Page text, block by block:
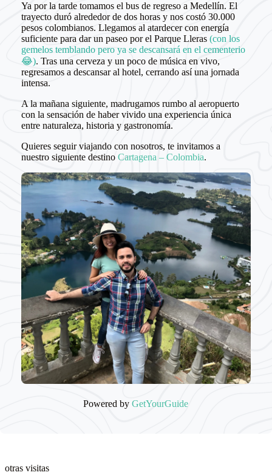
Ya por la tarde tomamos el bus de regreso a Medellín. El
trayecto duró alrededor de dos horas y nos costó 30.000
pesos colombianos. Llegamos al atardecer con energía
suficiente para dar un paseo por el Parque Lleras (con los
gemelos temblando pero ya se descansará en el cementerio
😂). Tras una cerveza y un poco de música en vivo,
regresamos a descansar al hotel, cerrando así una jornada
intensa.
A la mañana siguiente, madrugamos rumbo al aeropuerto
con la sensación de haber vivido una experiencia única
entre naturaleza, historia y gastronomía.
Quieres seguir viajando con nosotros, te invitamos a
nuestro siguiente destino Cartagena – Colombia.
Powered byGetYourGuide
otras visitas